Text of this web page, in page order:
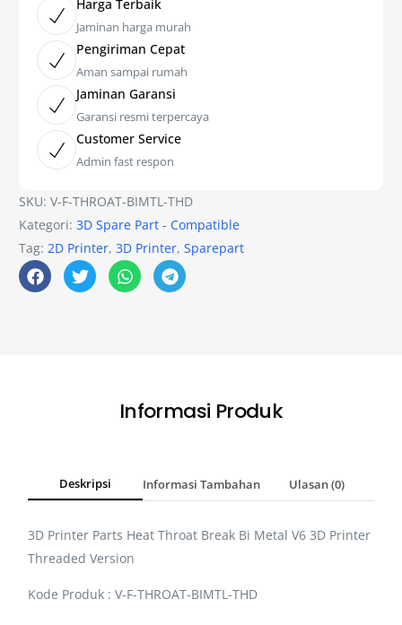
Harga Terbaik
Jaminan harga murah
Pengiriman Cepat
Aman sampai rumah
Jaminan Garansi
Garansi resmi terpercaya
Customer Service
Admin fast respon
SKU:V-F-THROAT-BIMTL-THD
Kategori:3D Spare Part - Compatible
Tag:2D Printer,3D Printer,Sparepart
Informasi Produk
Deskripsi Informasi Tambahan Ulasan (0)
3D Printer Parts Heat Throat Break Bi Metal V6 3D Printer
Threaded Version
Kode Produk : V-F-THROAT-BIMTL-THD